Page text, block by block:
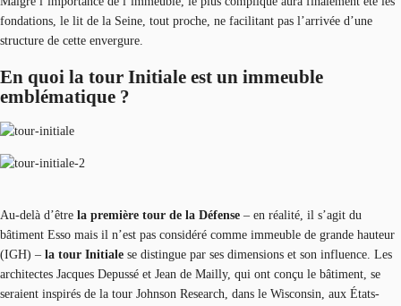
fondations, le lit de la Seine, tout proche, ne facilitant pas l’arrivée d’une
structure de cette envergure.
En quoi la tour Initiale est un immeuble
emblématique ?
Au-delà d’être la première tour de la Défense – en réalité, il s’agit du
bâtiment Esso mais il n’est pas considéré comme immeuble de grande hauteur
(IGH) – la tour Initiale se distingue par ses dimensions et son influence. Les
architectes Jacques Depussé et Jean de Mailly, qui ont conçu le bâtiment, se
seraient inspirés de la tour Johnson Research, dans le Wisconsin, aux États-